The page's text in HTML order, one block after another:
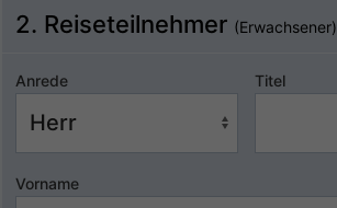
2. Reiseteilnehmer (Erwachsener)
Anrede Titel
Vorname